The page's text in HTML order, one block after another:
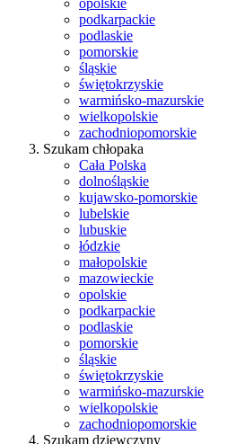
opolskie
podkarpackie
podlaskie
pomorskie
śląskie
świętokrzyskie
warmińsko-mazurskie
wielkopolskie
zachodniopomorskie
Szukam chłopaka
Cała Polska
dolnośląskie
kujawsko-pomorskie
lubelskie
lubuskie
łódzkie
małopolskie
mazowieckie
opolskie
podkarpackie
podlaskie
pomorskie
śląskie
świętokrzyskie
warmińsko-mazurskie
wielkopolskie
zachodniopomorskie
Szukam dziewczyny